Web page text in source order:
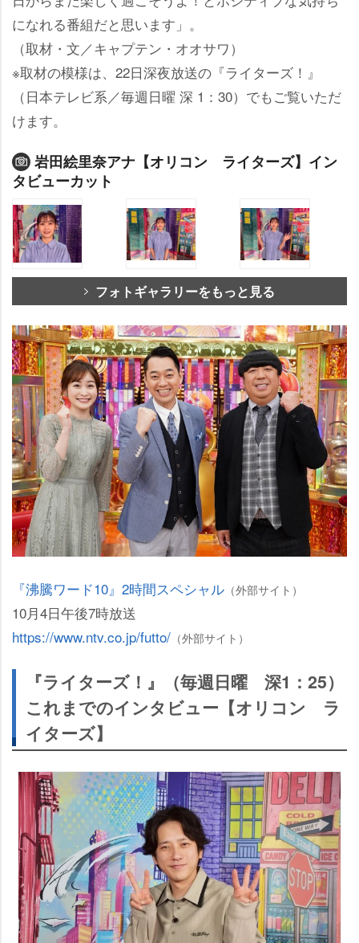
になれる番組だと思います」。
（取材・文／キャプテン・オオサワ）
※取材の模様は、22日深夜放送の『ライターズ！』
（日本テレビ系／毎週日曜 深 1：30）でもご覧いただ
けます。
田絵里奈アナ【オリコン ライターズ】イン
タビューカット
フォトギャラリーをもっと見る
『沸騰ワード10』2時間スペシャル （外部サイト）
10月4日午後7時放送
https://www.ntv.co.jp/futto/ （外部サイト）
『ライターズ！』（毎週日曜 深1：25）
これまでのインタビュー【オリコン ラ
イターズ】